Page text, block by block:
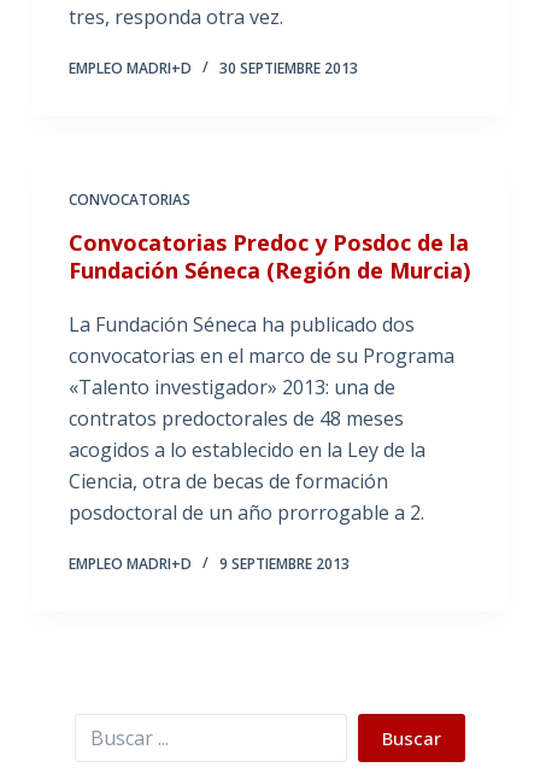
tres, responda otra vez.
EMPLEO MADRI+D 30 SEPTIEMBRE 2013
CONVOCATORIAS
Convocatorias Predoc y Posdoc de la
Fundación Séneca (Región de Murcia)
La Fundación Séneca ha publicado dos
convocatorias en el marco de su Programa
«Talento investigador» 2013: una de
contratos predoctorales de 48 meses
acogidos a lo establecido en la Ley de la
Ciencia, otra de becas de formación
posdoctoral de un año prorrogable a 2.
EMPLEO MADRI+D 9 SEPTIEMBRE 2013
Buscar Buscar